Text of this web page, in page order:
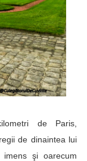
de Paris,
de dinaintea lui
şi oarecum